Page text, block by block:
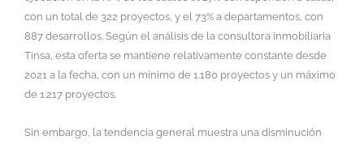
con un total de 322 proyectos, y el 73% a departamentos, con
887 desarrollos. Según el análisis de la consultora inmobiliaria
Tinsa, esta oferta se mantiene relativamente constante desde
2021 a la fecha, con un mínimo de 1.180 proyectos y un máximo
de 1.217 proyectos.
Sin embargo, la tendencia general muestra una disminución